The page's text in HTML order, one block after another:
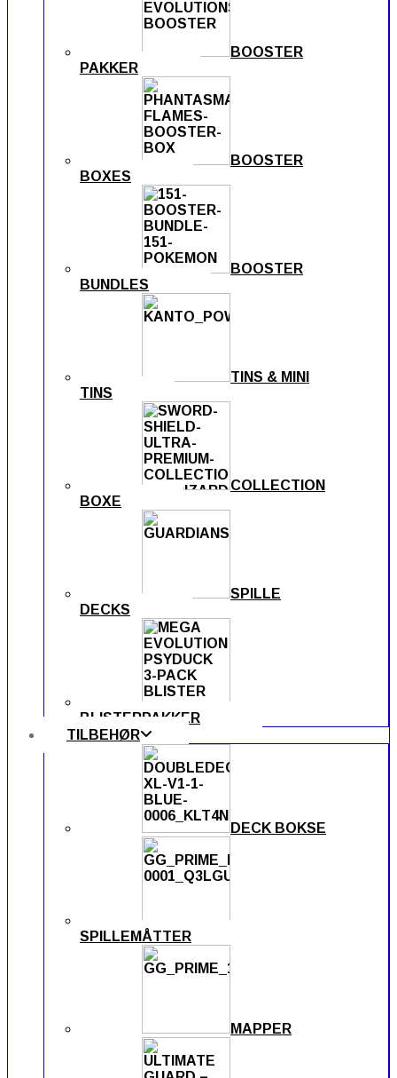
BOOSTER
PAKKER
BOOSTER
BOXES
BOOSTER
BUNDLES
TINS & MINI
TINS
COLLECTION
BOXE
SPILLE
DECKS
BLISTERPAKKER
TILBEHØR
DECK BOKSE
SPILLEMÅTTER
MAPPER